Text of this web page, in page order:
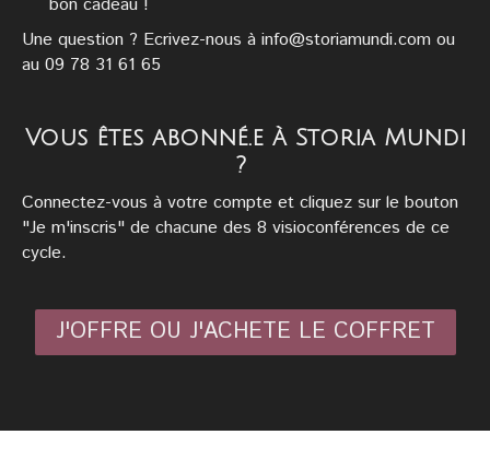
Une question ? Ecrivez-nous à info@storiamundi.com ou
au 09 78 31 61 65
Vous êtes abonné.e à Storia Mundi
?
Connectez-vous à votre compte et cliquez sur le bouton
"Je m'inscris" de chacune des 8 visioconférences de ce
cycle.
J'OFFRE OU J'ACHETE LE COFFRET